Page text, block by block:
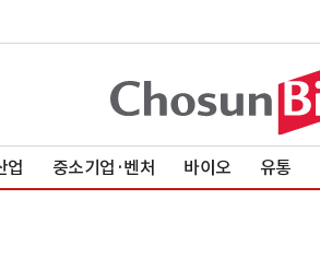
업 중소기업·벤처 바이오 유통